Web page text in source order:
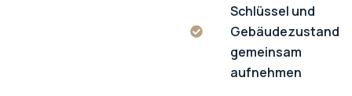
Schlüssel und
Gebäudezustand
gemeinsam
aufnehmen